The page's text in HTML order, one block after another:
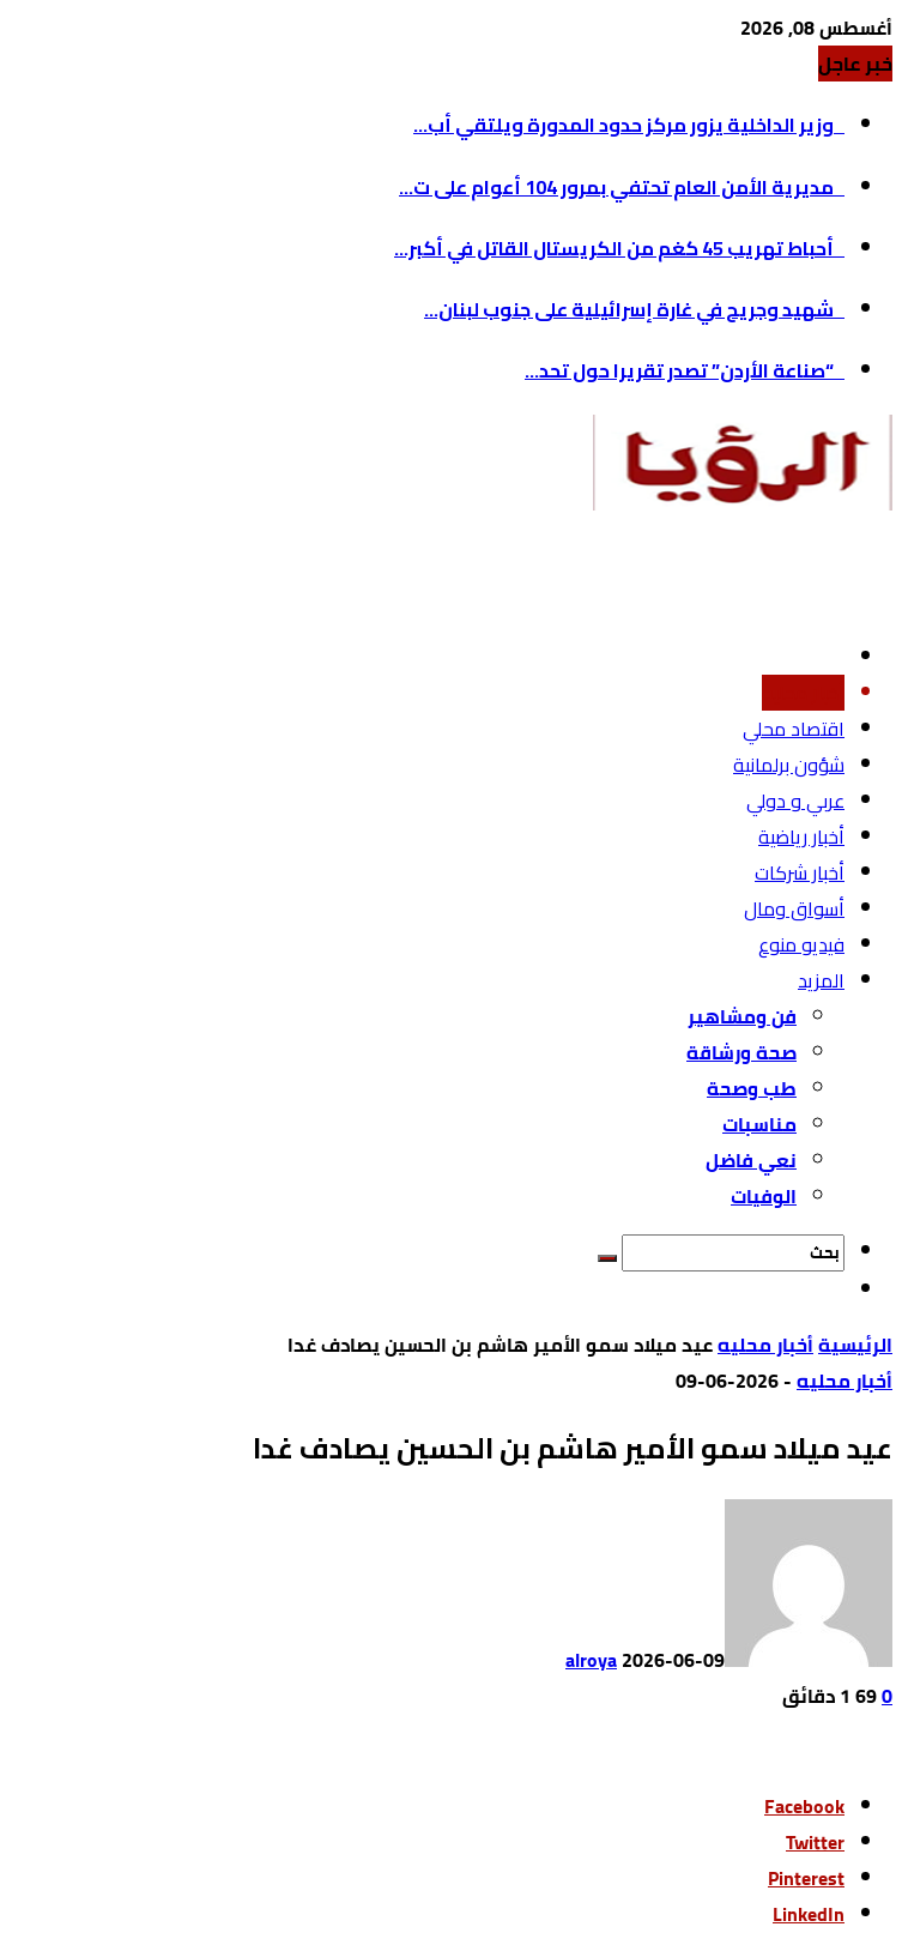
أغسطس 08, 2026
خبر عاجل
وزير الداخلية يزور مركز حدود المدورة ويلتقي أب...
مديرية الأمن العام تحتفي بمرور 104 أعوام على ت...
أحباط تهريب 45 كغم من الكريستال القاتل في أكبر...
شهيد وجريح في غارة إسرائيلية على جنوب لبنان...
“صناعة الأردن” تصدر تقريرا حول تحد...
اقتصاد محلي
شؤون برلمانية
عربي و دولي
أخبار رياضية
أخبار شركات
أسواق ومال
فيديو منوع
المزيد
فن ومشاهير
صحة ورشاقة
طب وصحة
مناسبات
نعي فاضل
الوفيات
‫الرئيسية‬أخبار محليهعيد ميلاد سمو الأمير هاشم بن الحسين يصادف غدا
أخبار محليه-
2026-06-09
عيد ميلاد سمو الأمير هاشم بن الحسين يصادف غدا
alroya2026-06-09
0
69 1 ‫دقائق‬
Facebook
Twitter
Pinterest
LinkedIn